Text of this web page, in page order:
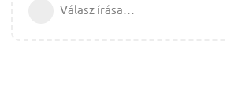
Válasz írása…